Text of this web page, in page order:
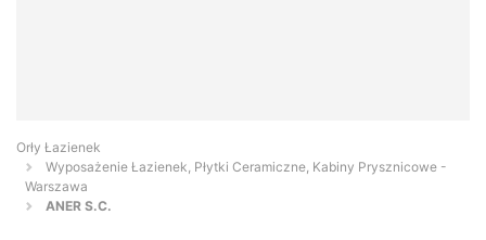
Orły Łazienek
Wyposażenie Łazienek, Płytki Ceramiczne, Kabiny Prysznicowe -
Warszawa
ANER S.C.